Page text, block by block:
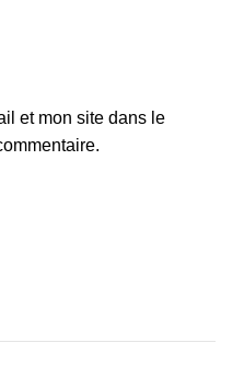
et mon site dans le